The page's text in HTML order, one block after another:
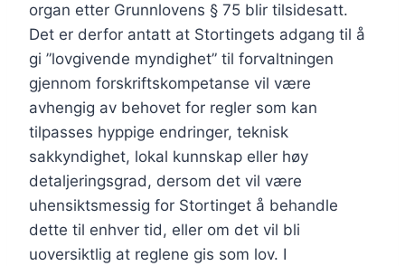
organ etter Grunnlovens § 75 blir tilsidesatt.
Det er derfor antatt at Stortingets adgang til å
gi ”lovgivende myndighet” til forvaltningen
gjennom forskriftskompetanse vil være
avhengig av behovet for regler som kan
tilpasses hyppige endringer, teknisk
sakkyndighet, lokal kunnskap eller høy
detaljeringsgrad, dersom det vil være
uhensiktsmessig for Stortinget å behandle
dette til enhver tid, eller om det vil bli
uoversiktlig at reglene gis som lov. I